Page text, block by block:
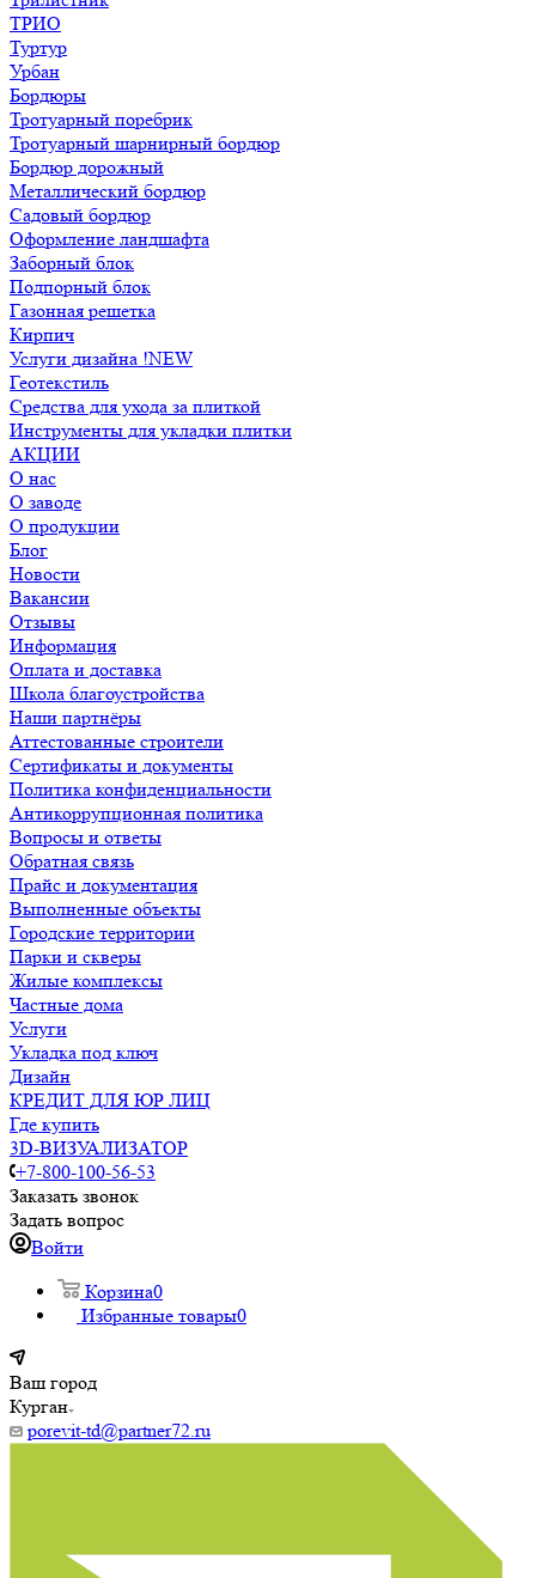
ТРИО
Туртур
Урбан
Бордюры
Тротуарный поребрик
Тротуарный шарнирный бордюр
Бордюр дорожный
Металлический бордюр
Садовый бордюр
Оформление ландшафта
Заборный блок
Подпорный блок
Газонная решетка
Кирпич
Услуги дизайна !NEW
Геотекстиль
Средства для ухода за плиткой
Инструменты для укладки плитки
АКЦИИ
О нас
О заводе
О продукции
Блог
Новости
Вакансии
Отзывы
Информация
Оплата и доставка
Школа благоустройства
Наши партнёры
Аттестованные строители
Сертификаты и документы
Политика конфиденциальности
Антикоррупционная политика
Вопросы и ответы
Обратная связь
Прайс и документация
Выполненные объекты
Городские территории
Парки и скверы
Жилые комплексы
Частные дома
Услуги
Укладка под ключ
Дизайн
КРЕДИТ ДЛЯ ЮР ЛИЦ
Где купить
3D-ВИЗУАЛИЗАТОР
+7-800-100-56-53
Заказать звонок
Задать вопрос
Войти
Корзина0
Избранные товары0
Ваш город
Курган
porevit-td@partner72.ru